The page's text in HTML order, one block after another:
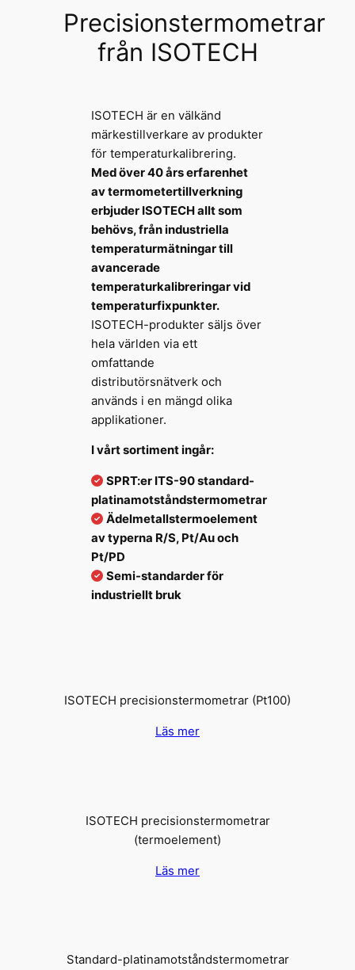
Precisionstermometrar
från ISOTECH
ISOTECH är en välkänd
märkestillverkare av produkter
för temperaturkalibrering.
Med över 40 års erfarenhet
av termometertillverkning
erbjuder ISOTECH allt som
behövs, från industriella
temperaturmätningar till
avancerade
temperaturkalibreringar vid
temperaturfixpunkter.
ISOTECH-produkter säljs över
hela världen via ett
omfattande
distributörsnätverk och
används i en mängd olika
applikationer.
I vårt sortiment ingår:
SPRT:er ITS-90 standard-
platinamotståndstermometrar
Ädelmetallstermoelement
av typerna R/S, Pt/Au och
Pt/PD
Semi-standarder för
industriellt bruk
ISOTECH precisionstermometrar (Pt100)
Läs mer
ISOTECH precisionstermometrar
(termoelement)
Läs mer
Standard-platinamotståndstermometrar